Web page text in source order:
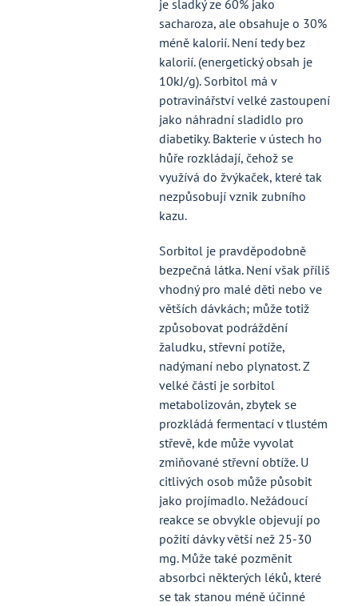
je sladký ze 60% jako
sacharoza, ale obsahuje o 30%
méně kalorií. Není tedy bez
kalorií. (energetický obsah je
10kJ/g). Sorbitol má v
potravinářství velké zastoupení
jako náhradní sladidlo pro
diabetiky. Bakterie v ústech ho
hůře rozkládají, čehož se
využívá do žvýkaček, které tak
nezpůsobují vznik zubního
kazu.
Sorbitol je pravděpodobně
bezpečná látka. Není však příliš
vhodný pro malé děti nebo ve
větších dávkách; může totiž
způsobovat podráždění
žaludku, střevní potíže,
nadýmaní nebo plynatost. Z
velké části je sorbitol
metabolizován, zbytek se
prozkládá fermentací v tlustém
střevě, kde může vyvolat
zmiňované střevní obtíže. U
citlivých osob může působit
jako projímadlo. Nežádoucí
reakce se obvykle objevují po
požití dávky větší než 25-30
mg. Může také pozměnit
absorbci některých léků, které
se tak stanou méně účinné